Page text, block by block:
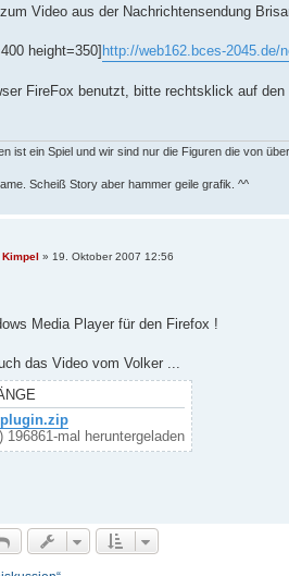
Video aus der Nachrichtensendung
height=350] http://web162.bces-2045.de/
FireFox benutzt, bitte rechtsklick auf
ist ein Spiel und wir sind nur die Figuren die von
Scheiß Story aber hammer geile grafik. ^^
» 19. Oktober 2007 12:56
Media Player für den Firefox !
das Video vom Volker ...
196861-mal heruntergeladen